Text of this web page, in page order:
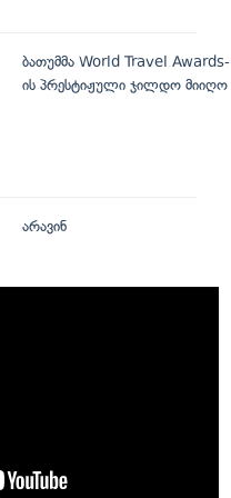
ბათუმმა World Travel Awards-
ის პრესტიჟული ჯილდო მიიღო
არავინ